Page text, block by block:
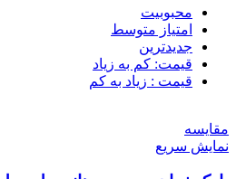
محبوبیت
امتیاز متوسط
جدیدترین
قیمت: کم به زیاد
قیمت : زیاد به کم
مقايسه
نمایش سریع